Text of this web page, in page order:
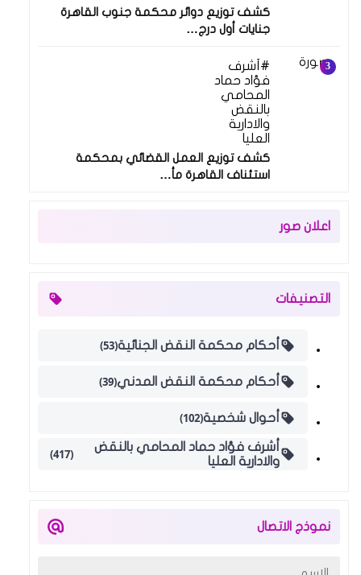
كشف توزيع دوائر محكمة جنوب القاهرة
جنايات أول درج…
أشرف
فؤاد حماد
المحامي
بالنقض
والادارية
العليا
كشف توزيع العمل القضائي بمحكمة
استئناف القاهرة مأ…
اعلان صور
التصنيفات
أحكام محكمة النقض الجنائية(53)
أحكام محكمة النقض المدني(39)
أحوال شخصية(102)
أشرف فؤاد حماد المحامي بالنقض
والادارية العليا
(417)
نموذج الاتصال